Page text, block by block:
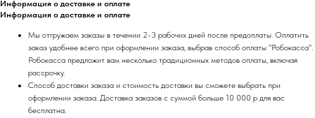
Информация о доставке и оплате
Информация о доставке и оплате
Мы отгружаем заказы в течении 2-3 рабочих дней после предоплаты. Оплатить
заказ удобнее всего при оформлении заказа, выбрав способ оплаты "Робокасса".
Робокасса предложит вам несколько традиционных методов оплаты, включая
рассрочку.
Способ доставки заказа и стоимость доставки вы сможете выбрать при
оформлении заказа. Доставка заказов с суммой больше 10 000 р для вас
бесплатна.